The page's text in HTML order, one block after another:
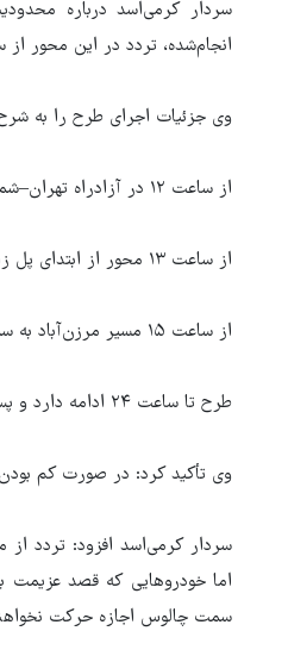
انجام‌شده، تردد در این محور از
وی جزئیات اجرای طرح را به
از ساعت ۱۲ در آزادراه تهران–شمال، محدودیت تردد برای خودروهایی که قصد عزیمت به چالوس دارند، اعمال می‌شود.
از ساعت ۱۳ محور از ابتدای پل زنگوله (انتهای دهانه شمالی تونل البرز به سمت چالوس) به‌صورت کامل مسدود خواهد شد.
از ساعت ۱۵ مسیر مرزن‌آباد به سمت تهران (شمال به جنوب) به‌صورت یک‌طرفه اجرا می‌شود.
طرح تا ساعت ۲۴ ادامه دارد و پس از آن، مسیر پل زنگوله تا مرزن‌آباد مجدداً دوطرفه خواهد شد.
وی تأکید کرد: در صورت کم
سردار کرمی‌اسد افزود: تردد
اما خودروهایی که قصد عزیمت
سمت چالوس اجازه حرکت